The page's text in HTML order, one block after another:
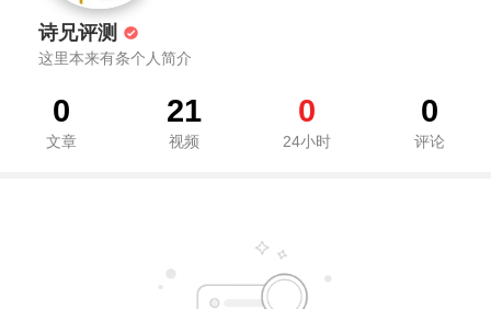
诗兄评测
这里本来有条个人简介
0
文章
21
视频
0
24小时
0
评论